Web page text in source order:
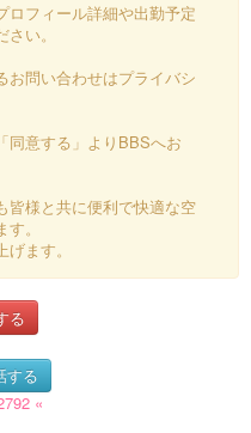
フィール詳細や出勤予定
い。
問い合わせはプライバシ
同意する」よりBBSへお
皆様と共に便利で快適な空
。
ます。
る
する
«